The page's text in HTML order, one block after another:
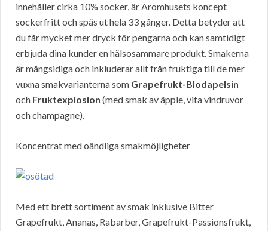
innehåller cirka 10% socker, är Aromhusets koncept
sockerfritt och späs ut hela 33 gånger. Detta betyder att
du får mycket mer dryck för pengarna och kan samtidigt
erbjuda dina kunder en hälsosammare produkt. Smakerna
är mångsidiga och inkluderar allt från fruktiga till de mer
vuxna smakvarianterna som Grapefrukt-Blodapelsin
och Fruktexplosion (med smak av äpple, vita vindruvor
och champagne).
Koncentrat med oändliga smakmöjligheter
Med ett brett sortiment av smak inklusive Bitter
Grapefrukt, Ananas, Rabarber, Grapefrukt-Passionsfrukt,